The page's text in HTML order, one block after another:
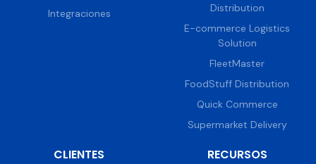
Integraciones
Distribution
E-commerce Logistics
Solution
FleetMaster
FoodStuff Distribution
Quick Commerce
Supermarket Delivery
CLIENTES RECURSOS